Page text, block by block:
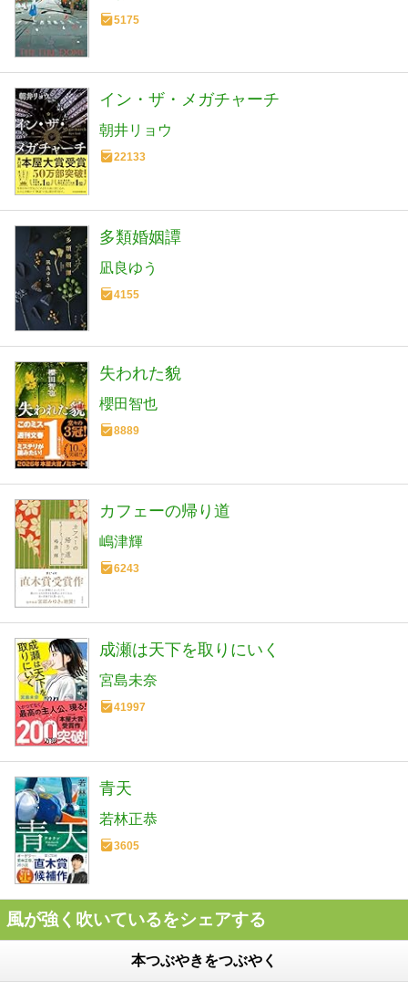
5175
イン・ザ・メガチャーチ
朝井リョウ
22133
多類婚姻譚
凪良ゆう
4155
失われた貌
櫻田智也
8889
カフェーの帰り道
嶋津輝
6243
成瀬は天下を取りにいく
宮島未奈
41997
青天
若林正恭
3605
風が強く吹いているをシェアする
本つぶやきをつぶやく